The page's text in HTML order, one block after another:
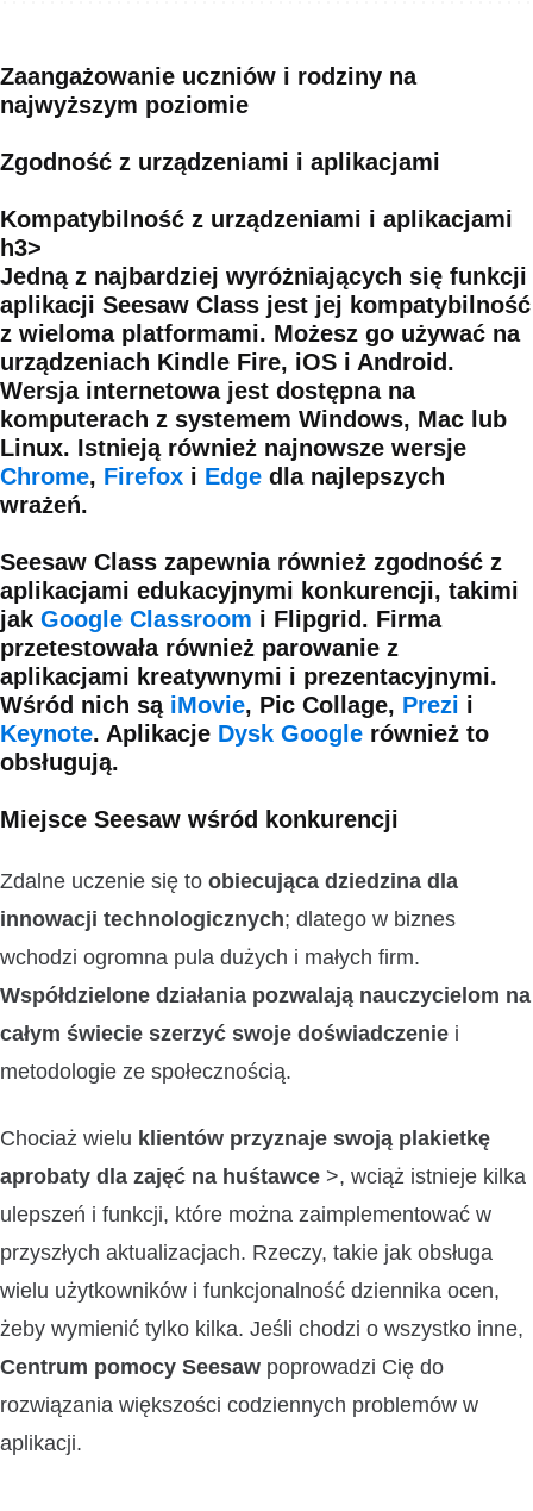
Zaangażowanie uczniów i rodziny na
najwyższym poziomie
Zgodność z urządzeniami i aplikacjami
Kompatybilność z urządzeniami i aplikacjami
h3>
Jedną z najbardziej wyróżniających się funkcji
aplikacji Seesaw Class jest jej kompatybilność
z wieloma platformami. Możesz go używać na
urządzeniach Kindle Fire, iOS i Android.
Wersja internetowa jest dostępna na
komputerach z systemem Windows, Mac lub
Linux. Istnieją również najnowsze wersje
Chrome, Firefox i Edge dla najlepszych
wrażeń.
Seesaw Class zapewnia również zgodność z
aplikacjami edukacyjnymi konkurencji, takimi
jak Google Classroom i Flipgrid. Firma
przetestowała również parowanie z
aplikacjami kreatywnymi i prezentacyjnymi.
Wśród nich są iMovie, Pic Collage, Prezi i
Keynote. Aplikacje Dysk Google również to
obsługują.
Miejsce Seesaw wśród konkurencji
Zdalne uczenie się to obiecująca dziedzina dla
innowacji technologicznych; dlatego w biznes
wchodzi ogromna pula dużych i małych firm.
Współdzielone działania pozwalają nauczycielom na
całym świecie szerzyć swoje doświadczenie i
metodologie ze społecznością.
Chociaż wielu klientów przyznaje swoją plakietkę
aprobaty dla zajęć na huśtawce >, wciąż istnieje kilka
ulepszeń i funkcji, które można zaimplementować w
przyszłych aktualizacjach. Rzeczy, takie jak obsługa
wielu użytkowników i funkcjonalność dziennika ocen,
żeby wymienić tylko kilka. Jeśli chodzi o wszystko inne,
Centrum pomocy Seesaw poprowadzi Cię do
rozwiązania większości codziennych problemów w
aplikacji.